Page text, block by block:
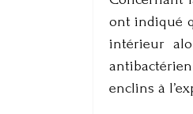
ont indiqué
intérieur
enclins à